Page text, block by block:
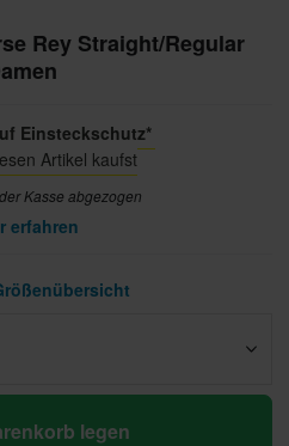
Rey Straight/Regular
Einsteckschutz*
Artikel kaufst
Kasse abgezogen
erfahren
legen